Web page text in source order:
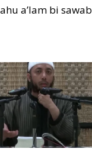
a’lam bi sawab